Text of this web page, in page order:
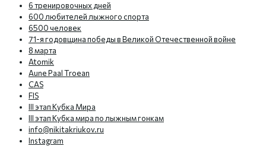
6 тренировочных дней
600 любителей лыжного спорта
6500 человек
71-я годовщина победы в Великой Отечественной войне
8 марта
Atomik
Aune Paal Troean
CAS
FIS
III этап Кубка Мира
III этап Кубка мира по лыжным гонкам
info@nikitakriukov.ru
Instagram